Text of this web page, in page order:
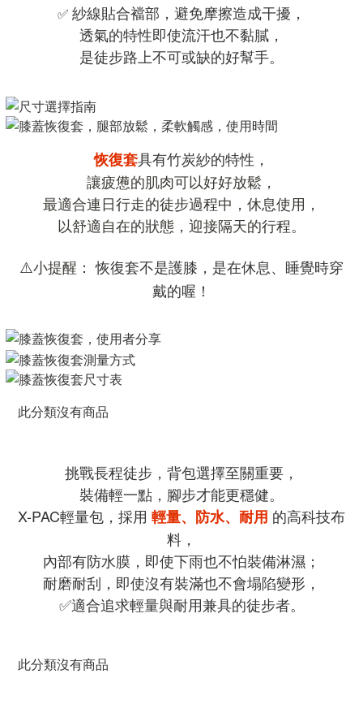
✅ 紗線貼合襠部，避免摩擦造成干擾，
透氣的特性即使流汗也不黏膩，
是徒步路上不可或缺的好幫手。
恢復套具有竹炭紗的特性，
讓疲憊的肌肉可以好好放鬆，
最適合連日行走的徒步過程中，休息使用，
以舒適自在的狀態，迎接隔天的行程。
⚠️小提醒： 恢復套不是護膝，是在休息、睡覺時穿
戴的喔！
此分類沒有商品
挑戰長程徒步，背包選擇至關重要，
裝備輕一點，腳步才能更穩健。
X-PAC輕量包，採用 輕量、防水、耐用 的高科技布
料，
內部有防水膜，即使下雨也不怕裝備淋濕；
耐磨耐刮，即使沒有裝滿也不會塌陷變形，
✅適合追求輕量與耐用兼具的徒步者。
此分類沒有商品